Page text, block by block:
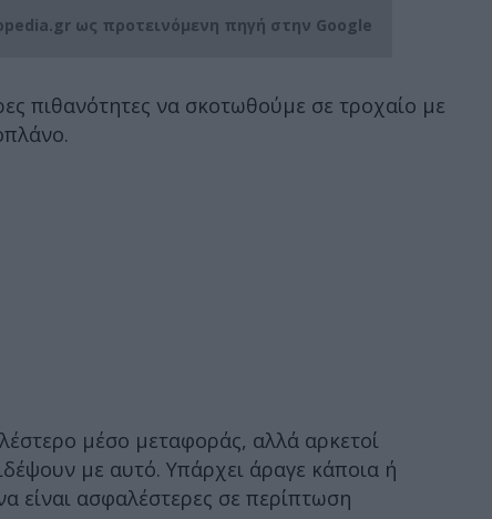
ως προτεινόμενη πηγή στην Google
πιθανότητες να σκοτωθούμε σε τροχαίο με
μέσο μεταφοράς, αλλά αρκετοί
με αυτό. Υπάρχει άραγε κάποια ή
είναι ασφαλέστερες σε περίπτωση